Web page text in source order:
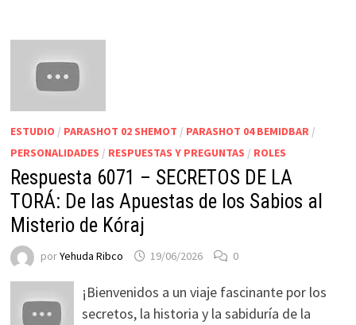
ESTUDIO / PARASHOT 02 SHEMOT / PARASHOT 04 BEMIDBAR/
PERSONALIDADES / RESPUESTAS Y PREGUNTAS / ROLES
Respuesta 6071 – SECRETOS DE LA
TORÁ: De las Apuestas de los Sabios al
Misterio de Kóraj
porYehuda Ribco 19/06/2026 0
¡Bienvenidos a un viaje fascinante por los
secretos, la historia y la sabiduría de la